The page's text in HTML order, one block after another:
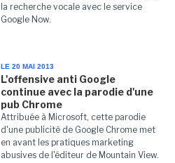
la recherche vocale avec le service
Google Now.
LE 20 MAI 2013
L'offensive anti Google
continue avec la parodie d'une
pub Chrome
Attribuée à Microsoft, cette parodie
d'une publicité de Google Chrome met
en avant les pratiques marketing
abusives de l'éditeur de Mountain View.